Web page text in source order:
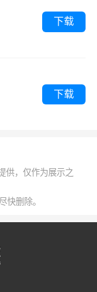
鞋子等。
为手镯、腕
披肩等。
戏，游戏中
人物的方式来
的精致，可操
容跌宕起伏，
图的bgm，特
游戏的玩家
下载
下载
供，仅作为展示之
快删除。